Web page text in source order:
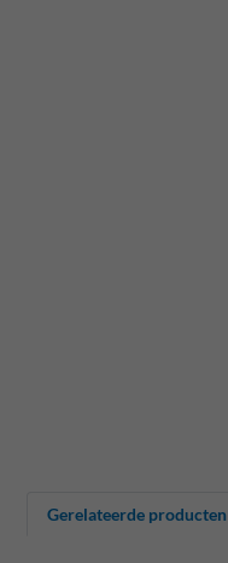
Gerelateerde producten